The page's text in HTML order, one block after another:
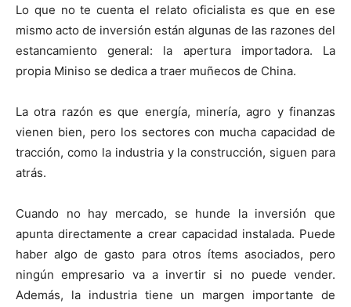
Lo que no te cuenta el relato oficialista es que en ese
mismo acto de inversión están algunas de las razones del
estancamiento general: la apertura importadora. La
propia Miniso se dedica a traer muñecos de China.
La otra razón es que energía, minería, agro y finanzas
vienen bien, pero los sectores con mucha capacidad de
tracción, como la industria y la construcción, siguen para
atrás.
Cuando no hay mercado, se hunde la inversión que
apunta directamente a crear capacidad instalada. Puede
haber algo de gasto para otros ítems asociados, pero
ningún empresario va a invertir si no puede vender.
Además, la industria tiene un margen importante de